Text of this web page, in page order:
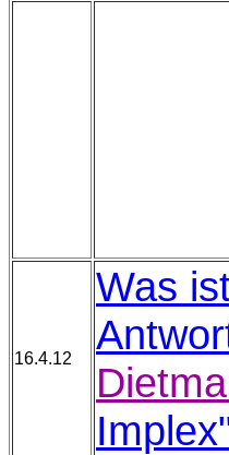
16.4.12
Was